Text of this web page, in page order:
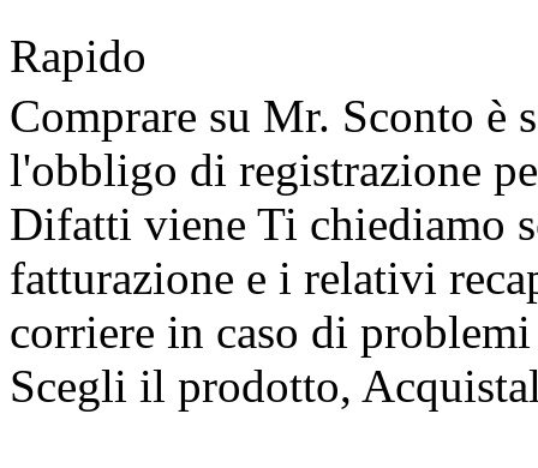
Rapido
Comprare su Mr. Sconto è
l'obbligo di registrazione
Difatti viene Ti chiediamo
fatturazione e i relativi
corriere in caso di
Scegli il prodotto,